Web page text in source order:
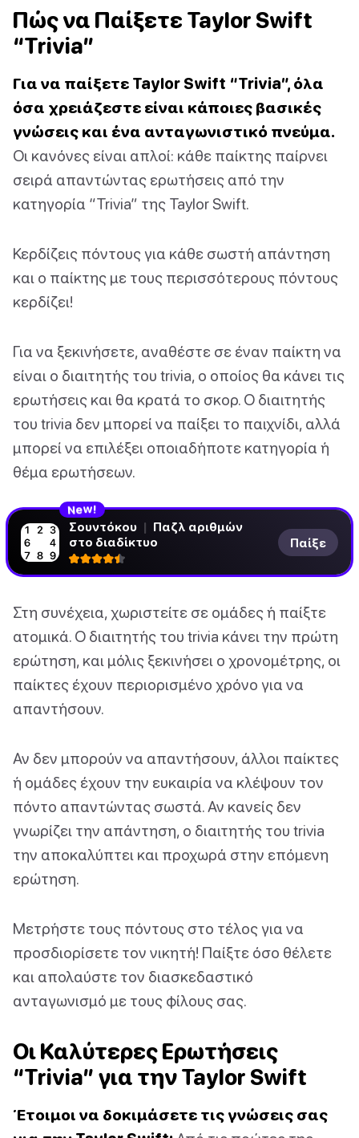
Πώς να Παίξετε Taylor Swift
“Trivia”
Για να παίξετε Taylor Swift “Trivia”, όλα
όσα χρειάζεστε είναι κάποιες βασικές
γνώσεις και ένα ανταγωνιστικό πνεύμα.
Οι κανόνες είναι απλοί: κάθε παίκτης παίρνει
σειρά απαντώντας ερωτήσεις από την
κατηγορία “Trivia” της Taylor Swift.
Κερδίζεις πόντους για κάθε σωστή απάντηση
και ο παίκτης με τους περισσότερους πόντους
κερδίζει!
Για να ξεκινήσετε, αναθέστε σε έναν παίκτη να
είναι ο διαιτητής του trivia, ο οποίος θα κάνει τις
ερωτήσεις και θα κρατά το σκορ. Ο διαιτητής
του trivia δεν μπορεί να παίξει το παιχνίδι, αλλά
μπορεί να επιλέξει οποιαδήποτε κατηγορία ή
θέμα ερωτήσεων.
New!
Σουντόκου | Παζλ αριθμών
στο διαδίκτυο
Παίξε
Στη συνέχεια, χωριστείτε σε ομάδες ή παίξτε
ατομικά. Ο διαιτητής του trivia κάνει την πρώτη
ερώτηση, και μόλις ξεκινήσει ο χρονομέτρης, οι
παίκτες έχουν περιορισμένο χρόνο για να
απαντήσουν.
Αν δεν μπορούν να απαντήσουν, άλλοι παίκτες
ή ομάδες έχουν την ευκαιρία να κλέψουν τον
πόντο απαντώντας σωστά. Αν κανείς δεν
γνωρίζει την απάντηση, ο διαιτητής του trivia
την αποκαλύπτει και προχωρά στην επόμενη
ερώτηση.
Μετρήστε τους πόντους στο τέλος για να
προσδιορίσετε τον νικητή! Παίξτε όσο θέλετε
και απολαύστε τον διασκεδαστικό
ανταγωνισμό με τους φίλους σας.
Οι Καλύτερες Ερωτήσεις
“Trivia” για την Taylor Swift
Έτοιμοι να δοκιμάσετε τις γνώσεις σας